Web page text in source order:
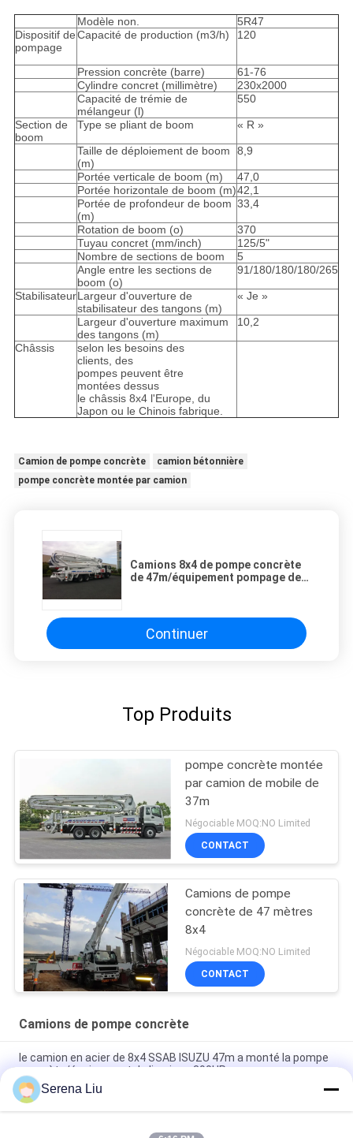
Modèle non.
5R47
Dispositif de
pompage
Capacité de production (m3/h) 120
Pression concrète (barre)
61-76
Cylindre concret (millimètre)
230x2000
Capacité de trémie de
mélangeur (l)
550
Section de
boom
Type se pliant de boom « R »
Taille de déploiement de boom
(m)
8,9
Portée verticale de boom (m)
47,0
Portée horizontale de boom (m)42,1
Portée de profondeur de boom
(m)
33,4
Rotation de boom (o)
370
Tuyau concret (mm/inch)
125/5"
Nombre de sections de boom
5
Angle entre les sections de
boom (o)
91/180/180/180/265
StabilisateurLargeur d'ouverture de
stabilisateur des tangons (m)
« Je »
Largeur d'ouverture maximum
des tangons (m)
10,2
Châssis
selon les besoins des
clients, des
pompes peuvent être
montées dessus
le châssis 8x4 l'Europe, du
Japon ou le Chinois fabrique.
Camion de pompe concrète
camion bétonnière
pompe concrète montée par camion
Camions 8x4 de pompe concrète
de 47m/équipement pompage de
Continuer
Top Produits
pompe concrète montée
par camion de mobile de
37m
Négociable MOQ:NO Limited
CONTACT
Camions de pompe
concrète de 47 mètres
8x4
Négociable MOQ:NO Limited
CONTACT
Camions de pompe concrète
le camion en acier de 8x4 SSAB ISUZU 47m a monté la pompe
concrète/équipement de livraison 390HP
camion mobile de la pompe 6x4 concrète avec le circuit
hydraulique 37m 360HP de l'Allemagne Rexroth
Serena Liu